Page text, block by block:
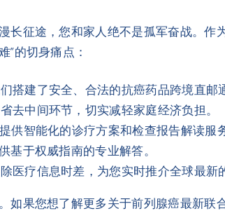
长征途，您和家人绝不是孤军奋战。作
”的切身痛点：
搭建了安全、合法的抗癌药品跨境直
去中间环节，切实减轻家庭经济负担。
提供智能化的诊疗方案和检查报告解读服
基于权威指南的专业解答。
医疗信息时差，为您实时推介全球最新
如果您想了解更多关于前列腺癌最新